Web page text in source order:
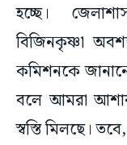
হচ্ছে।
বিজিনকৃষ্ণা
কমিশনকে
বলে আমরা
স্বস্তি মিলছে।